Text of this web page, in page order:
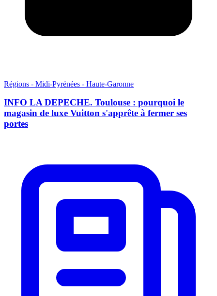
Régions - Midi-Pyrénées - Haute-Garonne
INFO LA DEPECHE. Toulouse : pourquoi le
magasin de luxe Vuitton s'apprête à fermer ses
portes